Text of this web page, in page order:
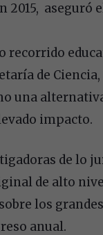
2015, aseguró
recorrido
de
una
impacto.
de lo
de alto
los
anual.